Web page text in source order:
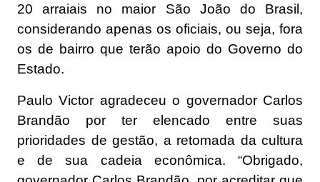
20 arraiais no maior São João do Brasil,
considerando apenas os oficiais, ou seja, fora
os de bairro que terão apoio do Governo do
Estado.
Paulo Victor agradeceu o governador Carlos
Brandão por ter elencado entre suas
prioridades de gestão, a retomada da cultura
e de sua cadeia econômica. “Obrigado,